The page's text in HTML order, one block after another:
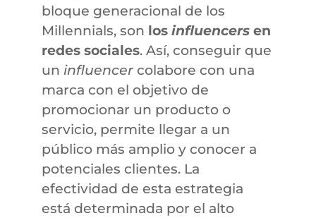
bloque generacional de los
Millennials, son losinfluencersen
redes sociales. Así, conseguir que
un influencer colabore con una
marca con el objetivo de
promocionar un producto o
servicio, permite llegar a un
público más amplio y conocer a
potenciales clientes. La
efectividad de esta estrategia
está determinada por el alto